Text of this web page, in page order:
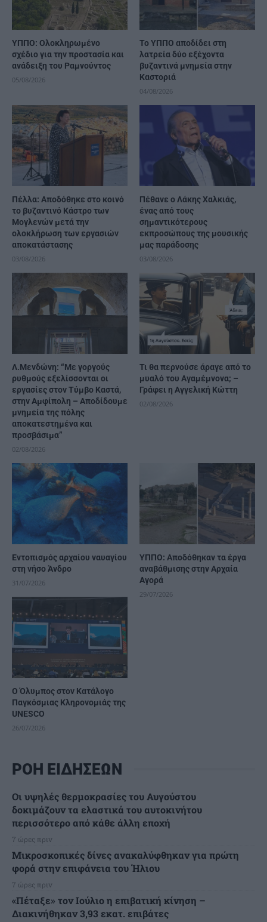
ΥΠΠΟ: Ολοκληρωμένο
σχέδιο για την προστασία και
ανάδειξη του Ραμνούντος
05/08/2026
Το ΥΠΠΟ αποδίδει στη
λατρεία δύο εξέχοντα
βυζαντινά μνημεία στην
Καστοριά
04/08/2026
Πέλλα: Αποδόθηκε στο κοινό
το βυζαντινό Κάστρο των
Μογλενών μετά την
ολοκλήρωση των εργασιών
αποκατάστασης
03/08/2026
Πέθανε ο Λάκης Χαλκιάς,
ένας από τους
σημαντικότερους
εκπροσώπους της μουσικής
μας παράδοσης
03/08/2026
Λ.Μενδώνη: “Με γοργούς
ρυθμούς εξελίσσονται οι
εργασίες στον Τύμβο Καστά,
στην Αμφίπολη – Αποδίδουμε
μνημεία της πόλης
αποκατεστημένα και
προσβάσιμα”
02/08/2026
Τι θα περνούσε άραγε από το
μυαλό του Αγαμέμνονα; –
Γράφει η Αγγελική Κώττη
02/08/2026
Εντοπισμός αρχαίου ναυαγίου
στη νήσο Άνδρο
31/07/2026
ΥΠΠΟ: Αποδόθηκαν τα έργα
αναβάθμισης στην Αρχαία
Αγορά
29/07/2026
Ο Όλυμπος στον Κατάλογο
Παγκόσμιας Κληρονομιάς της
UNESCO
26/07/2026
ΡΟΗ ΕΙΔΗΣΕΩΝ
Οι υψηλές θερμοκρασίες του Αυγούστου
δοκιμάζουν τα ελαστικά του αυτοκινήτου
περισσότερο από κάθε άλλη εποχή
7 ώρες πριν
Μικροσκοπικές δίνες ανακαλύφθηκαν για πρώτη
φορά στην επιφάνεια του Ήλιου
7 ώρες πριν
«Πέταξε» τον Ιούλιο η επιβατική κίνηση –
Διακινήθηκαν 3,93 εκατ. επιβάτες